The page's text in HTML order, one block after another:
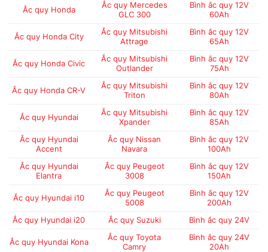
Ắc quy Honda
Ắc quy Mercedes
GLC 300
Bình ắc quy 12V
60Ah
Ắc quy Honda City
Ắc quy Mitsubishi
Attrage
Bình ắc quy 12V
65Ah
Ắc quy Honda Civic
Ắc quy Mitsubishi
Outlander
Bình ắc quy 12V
75Ah
Ắc quy Honda CR-V
Ắc quy Mitsubishi
Triton
Bình ắc quy 12V
80Ah
Ắc quy Hyundai
Ắc quy Mitsubishi
Xpander
Bình ắc quy 12V
85Ah
Ắc quy Hyundai
Accent
Ắc quy Nissan
Navara
Bình ắc quy 12V
100Ah
Ắc quy Hyundai
Elantra
Ắc quy Peugeot
3008
Bình ắc quy 12V
150Ah
Ắc quy Hyundai i10
Ắc quy Peugeot
5008
Bình ắc quy 12V
200Ah
Ắc quy Hyundai i20
Ắc quy Suzuki Bình ắc quy 24V
Ắc quy Hyundai Kona
Ắc quy Toyota
Camry
Bình ắc quy 24V
20Ah